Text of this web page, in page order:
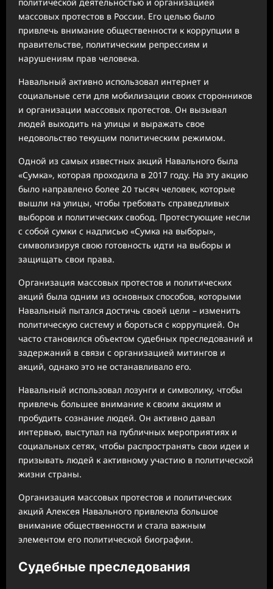
массовых протестов в России. Его целью было
привлечь внимание общественности к коррупции в
правительстве, политическим репрессиям и
нарушениям прав человека.
Навальный активно использовал интернет и
социальные сети для мобилизации своих сторонников
и организации массовых протестов. Он вызывал
людей выходить на улицы и выражать свое
недовольство текущим политическим режимом.
Одной из самых известных акций Навального была
«Сумка», которая проходила в 2017 году. На эту акцию
было направлено более 20 тысяч человек, которые
вышли на улицы, чтобы требовать справедливых
выборов и политических свобод. Протестующие несли
с собой сумки с надписью «Сумка на выборы»,
символизируя свою готовность идти на выборы и
защищать свои права.
Организация массовых протестов и политических
акций была одним из основных способов, которыми
Навальный пытался достичь своей цели – изменить
политическую систему и бороться с коррупцией. Он
часто становился объектом судебных преследований и
задержаний в связи с организацией митингов и
акций, однако это не останавливало его.
Навальный использовал лозунги и символику, чтобы
привлечь большее внимание к своим акциям и
пробудить сознание людей. Он активно давал
интервью, выступал на публичных мероприятиях и
социальных сетях, чтобы распространять свои идеи и
призывать людей к активному участию в политической
жизни страны.
Организация массовых протестов и политических
акций Алексея Навального привлекла большое
внимание общественности и стала важным
элементом его политической биографии.
Судебные преследования